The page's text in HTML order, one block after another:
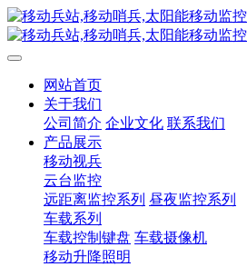
网站首页
关于我们
公司简介 企业文化 联系我们
产品展示
移动视兵
云台监控
远距离监控系列 昼夜监控系列
车载系列
车载控制键盘 车载摄像机
移动升降照明